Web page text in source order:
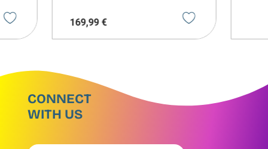
169,99 €
CONNECT
WITH US